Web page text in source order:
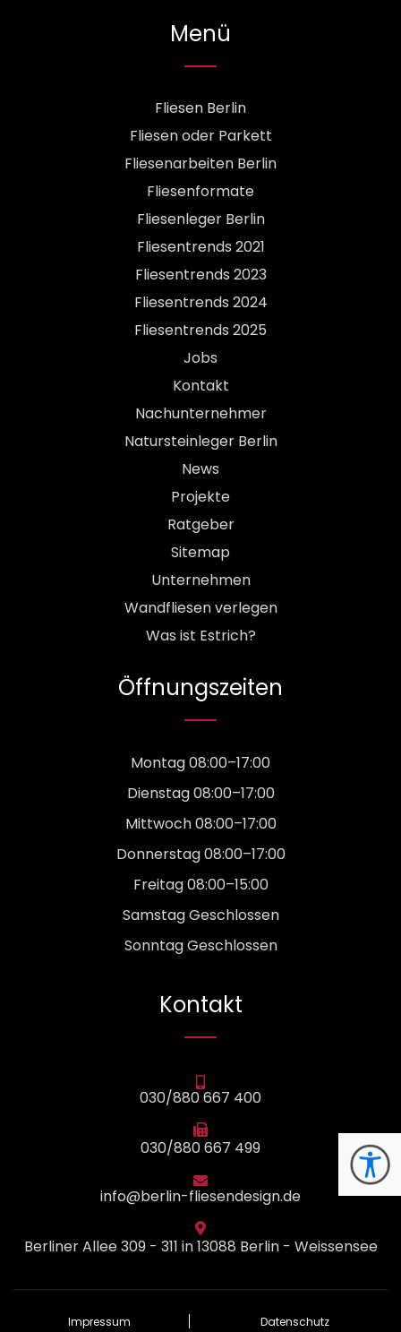
Menü
Fliesen Berlin
Fliesen oder Parkett
Fliesenarbeiten Berlin
Fliesenformate
Fliesenleger Berlin
Fliesentrends 2021
Fliesentrends 2023
Fliesentrends 2024
Fliesentrends 2025
Jobs
Kontakt
Nachunternehmer
Natursteinleger Berlin
News
Projekte
Ratgeber
Sitemap
Unternehmen
Wandfliesen verlegen
Was ist Estrich?
Öffnungszeiten
Montag 08:00–17:00
Dienstag 08:00–17:00
Mittwoch 08:00–17:00
Donnerstag 08:00–17:00
Freitag 08:00–15:00
Samstag Geschlossen
Sonntag Geschlossen
Kontakt
030/880 667 400
030/880 667 499
info@berlin-fliesendesign.de
Berliner Allee 309 - 311 in 13088 Berlin - Weissensee
Impressum Datenschutz